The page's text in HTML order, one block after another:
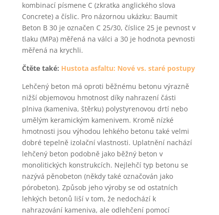
kombinací písmene C (zkratka anglického slova
Concrete) a číslic. Pro názornou ukázku: Baumit
Beton B 30 je označen C 25/30, číslice 25 je pevnost v
tlaku (MPa) měřená na válci a 30 je hodnota pevnosti
měřená na krychli.
Čtěte také: Hustota asfaltu: Nové vs. staré postupy
Lehčený beton má oproti běžnému betonu výrazně
nižší objemovou hmotnost díky nahrazení části
plniva (kameniva, štěrku) polystyrenovou drtí nebo
umělým keramickým kamenivem. Kromě nízké
hmotnosti jsou výhodou lehkého betonu také velmi
dobré tepelně izolační vlastnosti. Uplatnění nachází
lehčený beton podobně jako běžný beton v
monolitických konstrukcích. Nejlehčí typ betonu se
nazývá pěnobeton (někdy také označován jako
pórobeton). Způsob jeho výroby se od ostatních
lehkých betonů liší v tom, že nedochází k
nahrazování kameniva, ale odlehčení pomocí